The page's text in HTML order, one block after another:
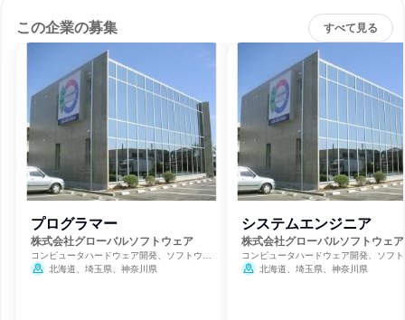
この企業の募集 すべて見る
プログラマー
株式会社グローバルソフトウェア
コンピュータハードウェア開発、ソフトウェ
ア開発北海道、埼玉県、神奈川県
システムエンジニア
株式会社グローバルソフトウェア
コンピュータハードウェア開発、ソフ
ア開発北海道、埼玉県、神奈川県